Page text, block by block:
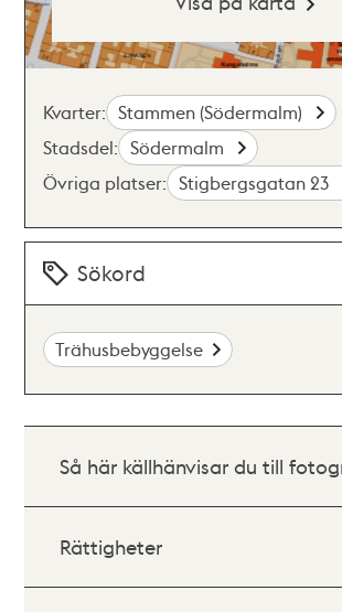
Kvarter: Stammen (Södermalm)
Stadsdel: Södermalm
Övriga platser: Stigbergsgatan 23
Sökord
Trähusbebyggelse
Så här källhänvisar du till
Rättigheter